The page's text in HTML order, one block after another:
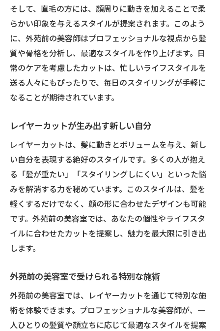
朝の時間を有効に使うためのアイデア
プロが教えるスタイリング術
外苑前駅周辺で見つける最新トレンドレイヤー
カット
外苑前で注目のレイヤースタイル
街で人気のレイヤーカットデザイン
外苑前の美容師が推すカット
トレンドを先取りするためのポイント
外苑前でのカット体験談
柔らかな印象を与える外苑前のロングレイヤー
施術
柔らかさを引き出すカット技術
優雅な印象を与えるスタイリング
外苑前のサロンで感じる特別感
施術後の満足感を高めるために
レイヤーカットで新しい自分に出会う方法
新しい自分を発見するカット
そして、直毛の方には、顔周りに動きを加えることで柔
らかい印象を与えるスタイルが提案されます。このよう
に、外苑前の美容師はプロフェッショナルな視点から髪
質や骨格を分析し、最適なスタイルを作り上げます。日
常のケアを考慮したカットは、忙しいライフスタイルを
送る人々にもぴったりで、毎日のスタイリングが手軽に
なることが期待されています。
レイヤーカットが生み出す新しい自分
レイヤーカットは、髪に動きとボリュームを与え、新し
い自分を表現する絶好のスタイルです。多くの人が抱え
る「髪が重たい」「スタイリングしにくい」といった悩
みを解消する力を秘めています。このスタイルは、髪を
軽くするだけでなく、顔の形に合わせたデザインも可能
です。外苑前の美容室では、あなたの個性やライフスタ
イルに合わせたカットを提案し、魅力を最大限に引き出
します。
外苑前の美容室で受けられる特別な施術
外苑前の美容室では、レイヤーカットを通じて特別な施
術を体験できます。プロフェッショナルな美容師が、一
人ひとりの髪質や顔立ちに応じて最適なスタイルを提案